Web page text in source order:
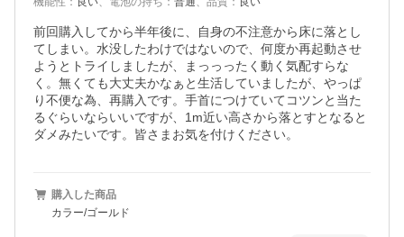
前回購入してから半年後に、自身の不注意から床に落とし
てしまい。水没したわけではないので、何度か再起動させ
ようとトライしましたが、まっっったく動く気配すらな
く。無くても大丈夫かなぁと生活していましたが、やっぱ
り不便な為、再購入です。手首につけていてコツンと当た
るぐらいならいいですが、1m近い高さから落とすとなると
ダメみたいです。皆さまお気を付けください。
購入した商品
カラー/ゴールド